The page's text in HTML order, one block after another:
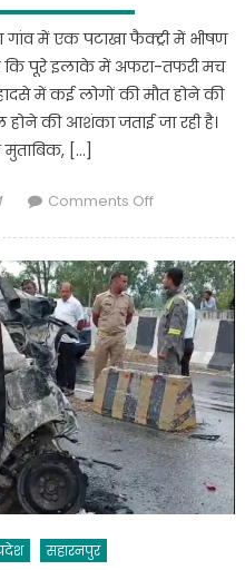
गांव में एक पटाखा फैक्ट्री में भीषण
कि पूरे इलाके में अफरा-तफरी मच
में कई लोगों की मौत होने की
की आशंका जताई जा रही है।
मुताबिक, […]
Comments Offon
गंगोह
थाना
क्षेत्र
के
नया
गांव
में
एक
पटाखा
फैक्ट्री
सहारनपुर